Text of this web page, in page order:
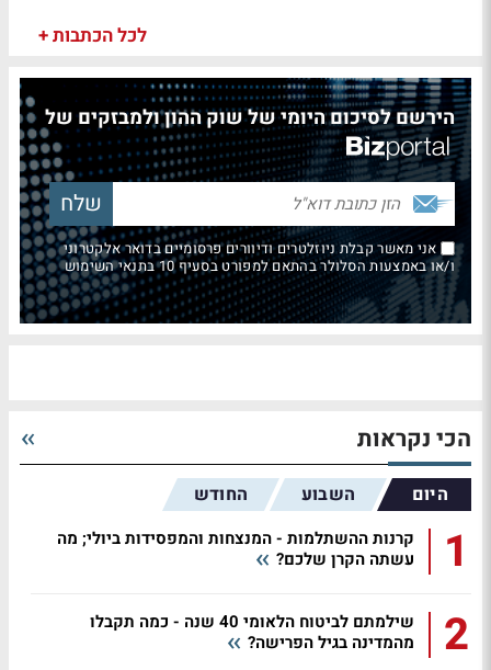
לכל הכתבות +
הירשם לסיכום היומי של שוק ההון ולמבזקים של
אני מאשר קבלת ניוזלטרים ודיוורים פרסומיים בדואר אלקטרוני
ו/או באמצעות הסלולר בהתאם למפורט בסעיף 10 בתנאי השימוש
הכי נקראות
היום השבוע החודש
1
קרנות ההשתלמות - המנצחות והמפסידות ביולי; מה
עשתה הקרן שלכם?
2
שילמתם לביטוח הלאומי 40 שנה - כמה תקבלו
מהמדינה בגיל הפרישה?